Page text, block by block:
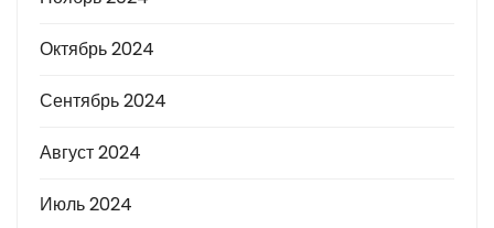
Октябрь 2024
Сентябрь 2024
Август 2024
Июль 2024